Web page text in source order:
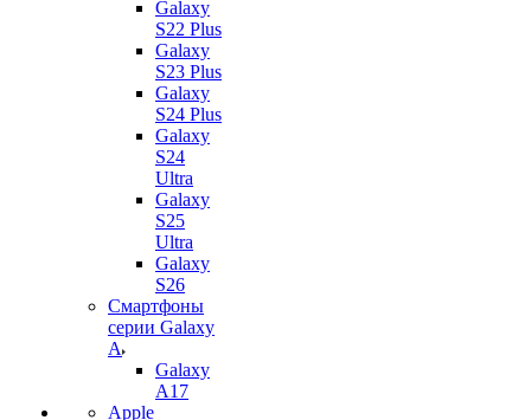
Galaxy
S22 Plus
Galaxy
S23 Plus
Galaxy
S24 Plus
Galaxy
S24
Ultra
Galaxy
S25
Ultra
Galaxy
S26
Смартфоны
серии Galaxy
A
Galaxy
A17
Apple